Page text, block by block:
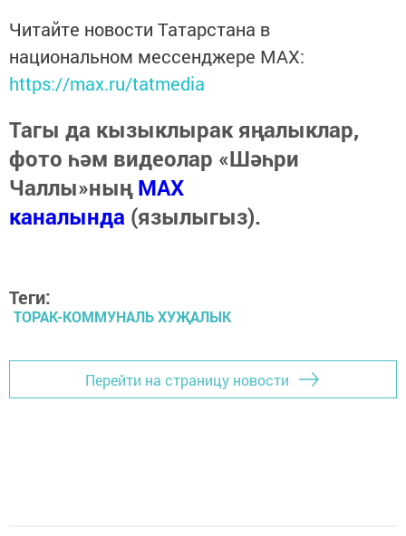
Читайте новости Татарстана в
национальном мессенджере MАХ:
https://max.ru/tatmedia
Тагы да кызыклырак яңалыклар,
фото һәм видеолар «Шәһри
Чаллы»ныңMAX
каналында (язылыгыз).
Теги:
ТОРАК-КОММУНАЛЬ ХУҖАЛЫК
Перейти на страницу новости